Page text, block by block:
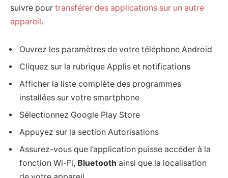
suivre pour transférer des applications sur un autre
appareil.
Ouvrez les paramètres de votre téléphone Android
Cliquez sur la rubrique Applis et notifications
Afficher la liste complète des programmes
installées sur votre smartphone
Sélectionnez Google Play Store
Appuyez sur la section Autorisations
Assurez-vous que l’application puisse accéder à la
fonction Wi-Fi, Bluetooth ainsi que la localisation